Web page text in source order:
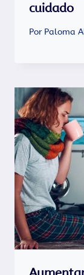
cuidado
Por Paloma